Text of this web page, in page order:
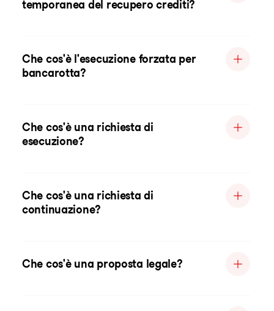
temporanea del recupero crediti?
Che cos'è l'esecuzione forzata per
bancarotta?
Che cos'è una richiesta di
esecuzione?
Che cos'è una richiesta di
continuazione?
Che cos'è una proposta legale?